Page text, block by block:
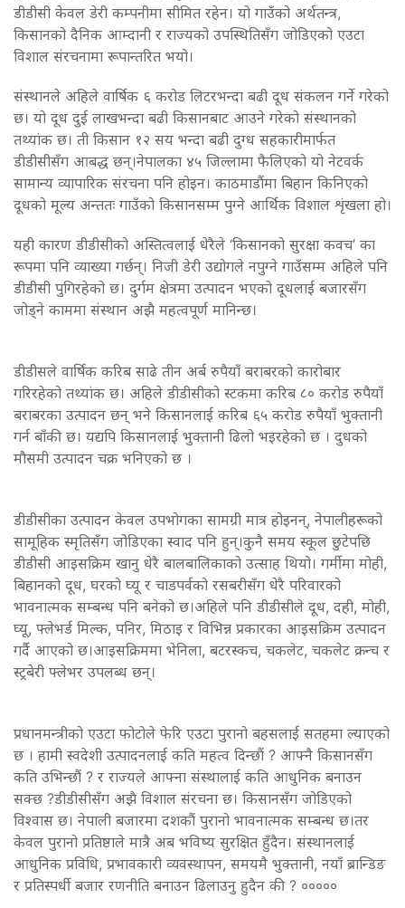
डीडीसी केवल डेरी कम्पनीमा सीमित रहेन। यो गाउँको अर्थतन्त्र,
किसानको दैनिक आम्दानी र राज्यको उपस्थितिसँग जोडिएको एउटा
विशाल संरचनामा रूपान्तरित भयो।
संस्थानले अहिले वार्षिक ६ करोड लिटरभन्दा बढी दूध संकलन गर्ने गरेको
छ। यो दूध दुई लाखभन्दा बढी किसानबाट आउने गरेको संस्थानको
तथ्यांक छ। ती किसान १२ सय भन्दा बढी दुग्ध सहकारीमार्फत
डीडीसीसँग आबद्ध छन्।नेपालका ४५ जिल्लामा फैलिएको यो नेटवर्क
सामान्य व्यापारिक संरचना पनि होइन। काठमाडौंमा बिहान किनिएको
दूधको मूल्य अन्ततः गाउँको किसानसम्म पुग्ने आर्थिक विशाल शृंखला हो।
यही कारण डीडीसीको अस्तित्वलाई धेरैले ‘किसानको सुरक्षा कवच’ का
रूपमा पनि व्याख्या गर्छन्। निजी डेरी उद्योगले नपुग्ने गाउँसम्म अहिले पनि
डीडीसी पुगिरहेको छ। दुर्गम क्षेत्रमा उत्पादन भएको दूधलाई बजारसँग
जोड्ने काममा संस्थान अझै महत्वपूर्ण मानिन्छ।
डीडीसले वार्षिक करिब साढे तीन अर्ब रुपैयाँ बराबरको कारोबार
गरिरहेको तथ्यांक छ। अहिले डीडीसीको स्टकमा करिब ८० करोड रुपैयाँ
बराबरका उत्पादन छन् भने किसानलाई करिब ६५ करोड रुपैयाँ भुक्तानी
गर्न बाँकी छ। यद्यपि किसानलाई भुक्तानी ढिलो भइरहेको छ । दुधको
मौसमी उत्पादन चक्र भनिएको छ ।
डीडीसीका उत्पादन केवल उपभोगका सामग्री मात्र होइनन्, नेपालीहरूको
सामूहिक स्मृतिसँग जोडिएका स्वाद पनि हुन्।कुनै समय स्कूल छुटेपछि
डीडीसी आइसक्रिम खानु धेरै बालबालिकाको उत्साह थियो। गर्मीमा मोही,
बिहानको दूध, घरको घ्यू र चाडपर्वको रसबरीसँग धेरै परिवारको
भावनात्मक सम्बन्ध पनि बनेको छ।अहिले पनि डीडीसीले दूध, दही, मोही,
घ्यू, फ्लेभर्ड मिल्क, पनिर, मिठाइ र विभिन्न प्रकारका आइसक्रिम उत्पादन
गर्दै आएको छ।आइसक्रिममा भेनिला, बटरस्कच, चकलेट, चकलेट क्रन्च र
स्ट्रबेरी फ्लेभर उपलब्ध छन्।
प्रधानमन्त्रीको एउटा फोटोले फेरि एउटा पुरानो बहसलाई सतहमा ल्याएको
छ । हामी स्वदेशी उत्पादनलाई कति महत्व दिन्छौं ? आफ्नै किसानसँग
कति उभिन्छौं ? र राज्यले आफ्ना संस्थालाई कति आधुनिक बनाउन
सक्छ ?डीडीसीसँग अझै विशाल संरचना छ। किसानसँग जोडिएको
विश्वास छ। नेपाली बजारमा दशकौं पुरानो भावनात्मक सम्बन्ध छ।तर
केवल पुरानो प्रतिष्ठाले मात्रै अब भविष्य सुरक्षित हुँदैन। संस्थानलाई
आधुनिक प्रविधि, प्रभावकारी व्यवस्थापन, समयमै भुक्तानी, नयाँ ब्रान्डिङ
र प्रतिस्पर्धी बजार रणनीति बनाउन ढिलाउनु हुदैन की ? ०००००